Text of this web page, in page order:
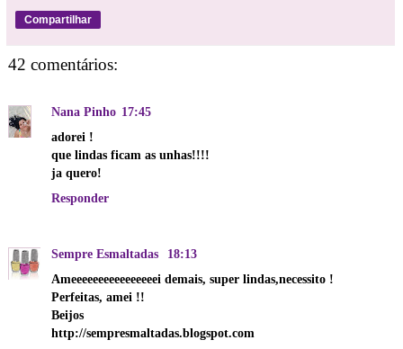
Compartilhar
42 comentários:
Nana Pinho 17:45
adorei !
que lindas ficam as unhas!!!!
ja quero!
Responder
Sempre Esmaltadas
18:13
Ameeeeeeeeeeeeeeeei demais, super lindas,necessito !
Perfeitas, amei !!
Beijos
http://sempresmaltadas.blogspot.com